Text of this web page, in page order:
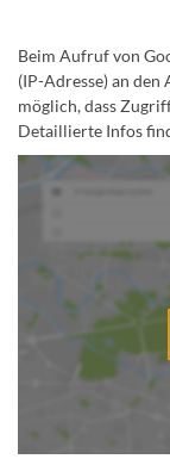
Beim Aufruf von
(IP-Adresse) an den
möglich, dass
Detaillierte Infos